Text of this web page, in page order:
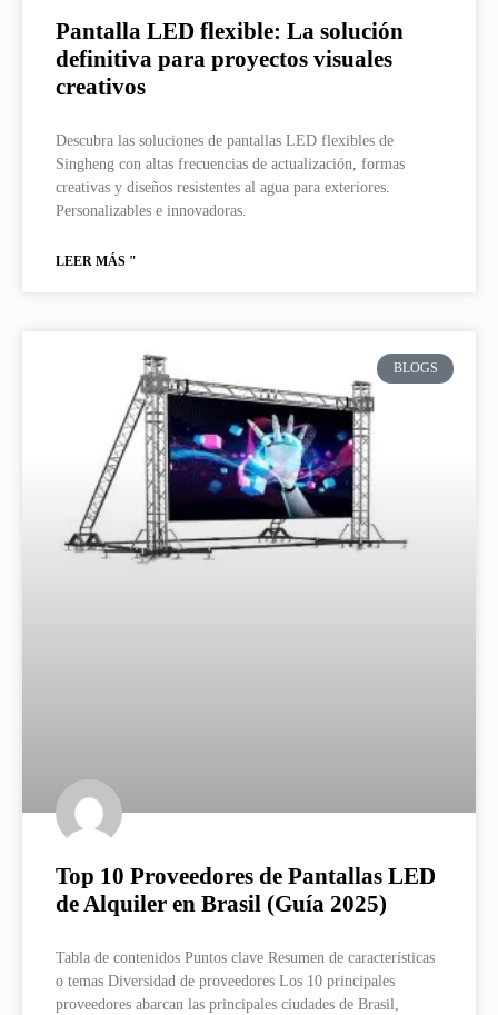
Pantalla LED flexible: La solución
definitiva para proyectos visuales
creativos
Descubra las soluciones de pantallas LED flexibles de
Singheng con altas frecuencias de actualización, formas
creativas y diseños resistentes al agua para exteriores.
Personalizables e innovadoras.
LEER MÁS "
BLOGS
Top 10 Proveedores de Pantallas LED
de Alquiler en Brasil (Guía 2025)
Tabla de contenidos Puntos clave Resumen de características
o temas Diversidad de proveedores Los 10 principales
proveedores abarcan las principales ciudades de Brasil,